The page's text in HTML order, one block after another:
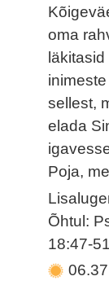
oma
sellest,
elada
Poja,
Õhtul:
18:47-